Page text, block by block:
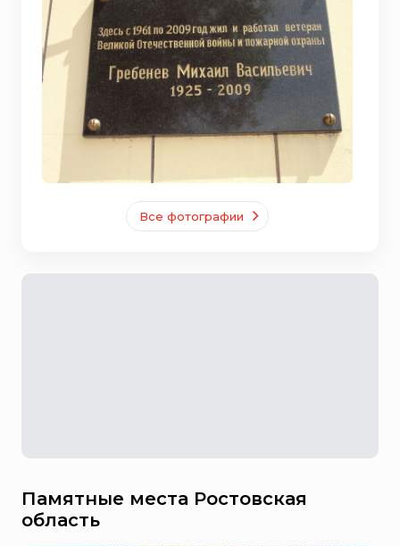
Все фотографии
Памятные места Ростовская
область